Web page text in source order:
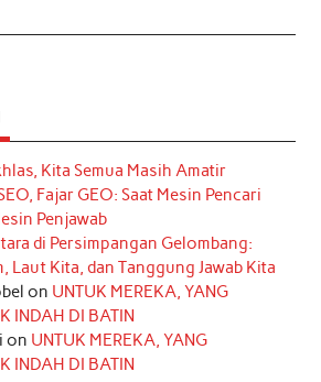
Kita Semua Masih Amatir
Fajar GEO: Saat Mesin Pencari
Penjawab
di Persimpangan Gelombang:
Laut Kita, dan Tanggung Jawab Kita
on UNTUK MEREKA, YANG
INDAH DI BATIN
on UNTUK MEREKA, YANG
INDAH DI BATIN